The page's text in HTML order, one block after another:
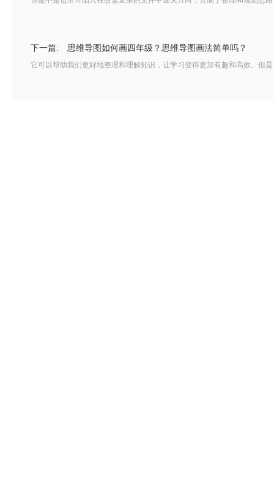
下一篇: 思维导图如何画四年级？思维导图画法简单吗？
它可以帮助我们更好地整理和理解知识，让学习变得更加有趣和高效。但